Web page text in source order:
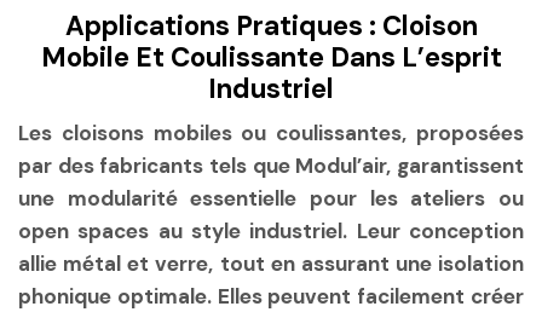
Applications Pratiques : Cloison
Mobile Et Coulissante Dans L’esprit
Industriel
Les cloisons mobiles ou coulissantes, proposées
par des fabricants tels que Modul’air, garantissent
une modularité essentielle pour les ateliers ou
open spaces au style industriel. Leur conception
allie métal et verre, tout en assurant une isolation
phonique optimale. Elles peuvent facilement créer